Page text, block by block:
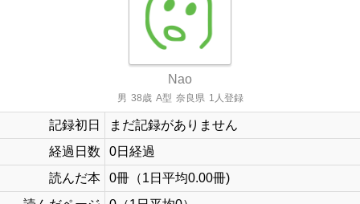
Nao
男 38歳 A型 奈良県 1人登録
記録初日
まだ記録がありません
経過日数
0日経過
読んだ本
0冊（1日平均0.00冊)